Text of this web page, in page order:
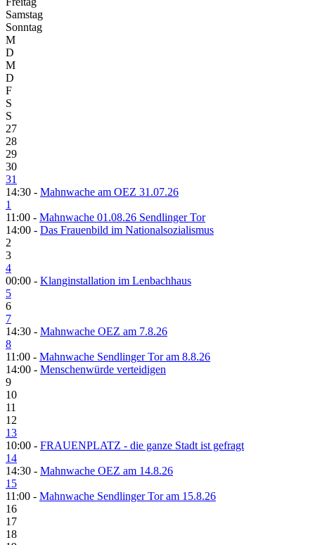
Samstag
Sonntag
M
D
M
D
F
S
S
27
28
29
30
31
14:30 - Mahnwache am OEZ 31.07.26
1
11:00 - Mahnwache 01.08.26 Sendlinger Tor
14:00 - Das Frauenbild im Nationalsozialismus
2
3
4
00:00 - Klanginstallation im Lenbachhaus
5
6
7
14:30 - Mahnwache OEZ am 7.8.26
8
11:00 - Mahnwache Sendlinger Tor am 8.8.26
14:00 - Menschenwürde verteidigen
9
10
11
12
13
10:00 - FRAUENPLATZ - die ganze Stadt ist gefragt
14
14:30 - Mahnwache OEZ am 14.8.26
15
11:00 - Mahnwache Sendlinger Tor am 15.8.26
16
17
18